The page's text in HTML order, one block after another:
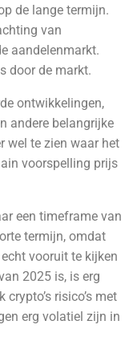
de lange termijn.
van
aandelenmarkt.
door de markt.
ontwikkelingen,
andere belangrijke
wel te zien waar het
voorspelling prijs
een timeframe van
termijn, omdat
vooruit te kijken
2025 is, is erg
risico’s met
erg volatiel zijn in